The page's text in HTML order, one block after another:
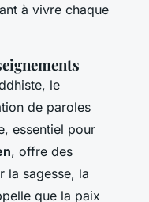
à vivre chaque
le
de paroles
essentiel pour
, offre des
la sagesse, la
que la paix